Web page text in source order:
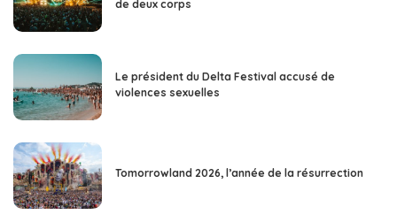
de deux corps
Le président du Delta Festival accusé de
violences sexuelles
Tomorrowland 2026, l’année de la résurrection